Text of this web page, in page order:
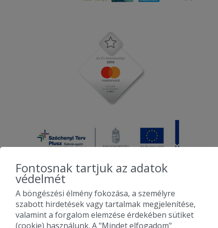
2010-2026 Copyright - Falatozz.hu - Diston-line Kft.
Pizza, gyros, hamburger, menük kedvező áron, egy helyen az összes
Fontosnak tartjuk az adatok
védelmét
A böngészési élmény fokozása, a személyre
szabott hirdetések vagy tartalmak megjelenítése,
valamint a forgalom elemzése érdekében sütiket
(cookie) használunk. A "Mindet elfogadom"